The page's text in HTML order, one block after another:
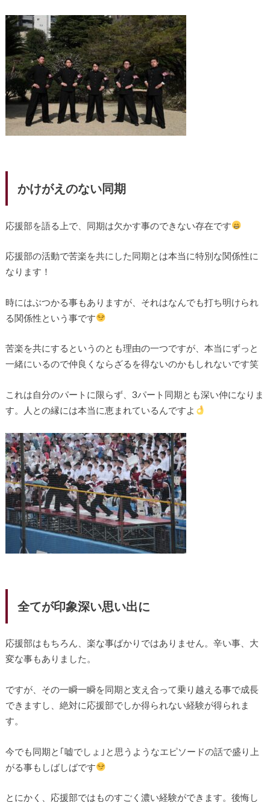
かけがえのない同期
応援部を語る上で、同期は欠かす事のできない存在です
応援部の活動で苦楽を共にした同期とは本当に特別な関係性に
なります！
時にはぶつかる事もありますが、それはなんでも打ち明けられ
る関係性という事です
苦楽を共にするというのとも理由の一つですが、本当にずっと
一緒にいるので仲良くならざるを得ないのかもしれないです笑
これは自分のパートに限らず、3パート同期とも深い仲になりま
す。人との縁には本当に恵まれているんですよ
全てが印象深い思い出に
応援部はもちろん、楽な事ばかりではありません。辛い事、大
変な事もありました。
ですが、その一瞬一瞬を同期と支え合って乗り越える事で成長
できますし、絶対に応援部でしか得られない経験が得られま
す。
今でも同期と｢嘘でしょ｣と思うようなエピソードの話で盛り上
がる事もしばしばです
とにかく、応援部ではものすごく濃い経験ができます。後悔し